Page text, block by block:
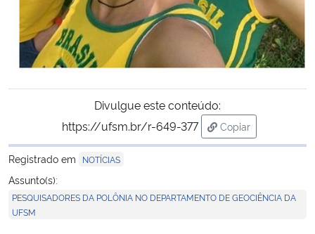
Divulgue este conteúdo:
https://ufsm.br/r-649-377
Copiar
para área de
Registrado em
NOTÍCIAS
Assunto(s):
PESQUISADORES DA POLÔNIA NO DEPARTAMENTO DE GEOCIÊNCIA DA
UFSM